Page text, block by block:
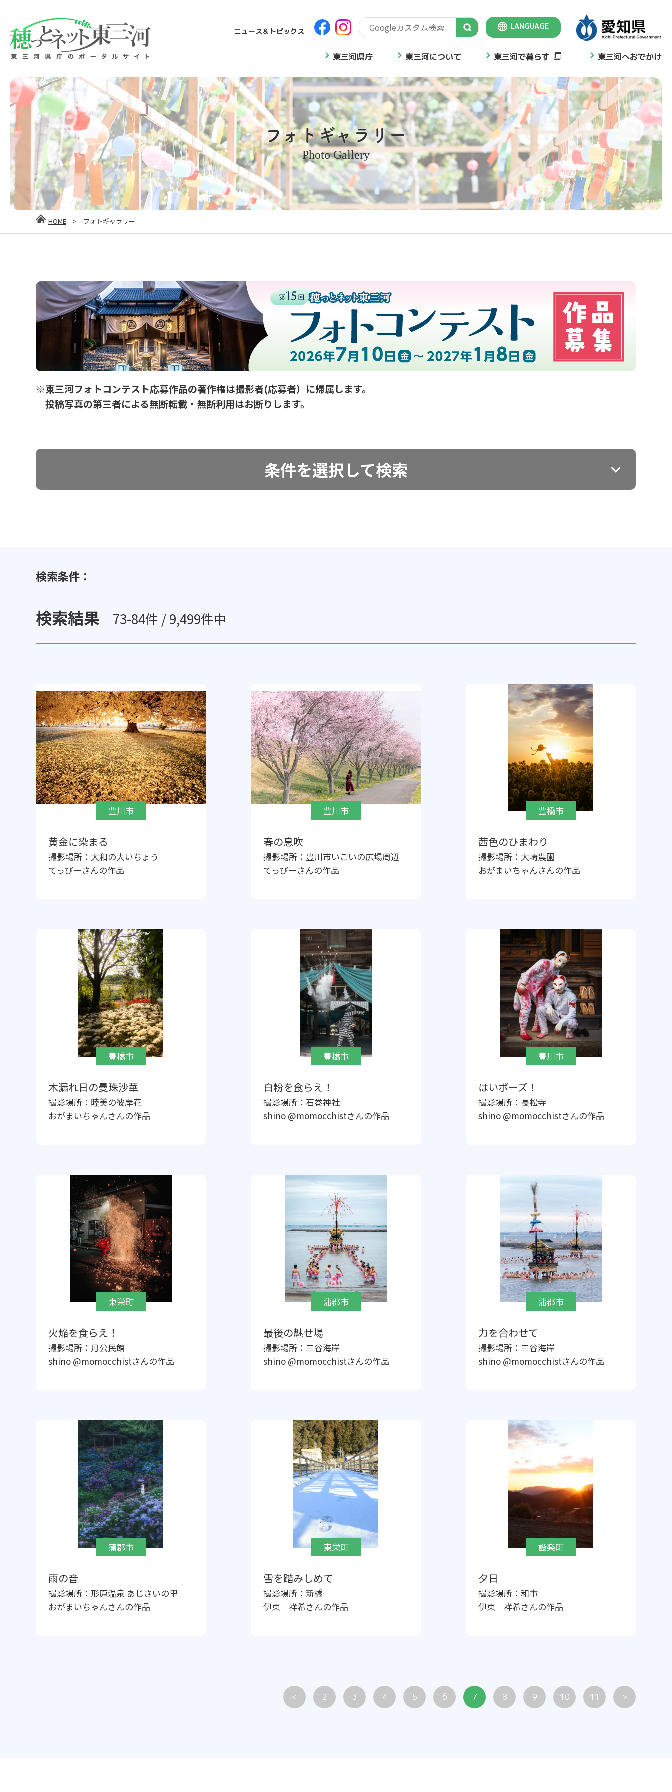
ニュース＆トピックス
LANGUAGE
Select Language
東三河県庁 東三河について 東三河で暮らす 東三河へおでかけ
フォトギャラリー
Photo Gallery
HOME > フォトギャラリー
※東三河フォトコンテスト応募作品の著作権は撮影者(応募者）に帰属します。
投稿写真の第三者による無断転載・無断利用はお断りします。
条件を選択して検索
検索条件：
検索結果 73-84件 / 9,499件中
豊川市
黄金に染まる
撮影場所： 大和の大いちょう
てっぴーさんの作品
豊川市
春の息吹
撮影場所： 豊川市いこいの広場周辺
てっぴーさんの作品
豊橋市
茜色のひまわり
撮影場所： 大崎農園
おがまいちゃんさんの作品
豊橋市
木漏れ日の曼珠沙華
撮影場所： 睦美の彼岸花
おがまいちゃんさんの作品
豊橋市
白粉を食らえ！
撮影場所： 石巻神社
shino @momocchistさんの作品
豊川市
はいポーズ！
撮影場所： 長松寺
shino @momocchistさんの作品
東栄町
火焔を食らえ！
撮影場所： 月公民館
shino @momocchistさんの作品
蒲郡市
最後の魅せ場
撮影場所： 三谷海岸
shino @momocchistさんの作品
蒲郡市
力を合わせて
撮影場所： 三谷海岸
shino @momocchistさんの作品
蒲郡市
雨の音
撮影場所： 形原温泉 あじさいの里
おがまいちゃんさんの作品
東栄町
雪を踏みしめて
撮影場所： 新橋
伊東 祥希さんの作品
設楽町
夕日
撮影場所： 和市
伊東 祥希さんの作品
< 2 3 4 5 6 7 8 9 10 11 >